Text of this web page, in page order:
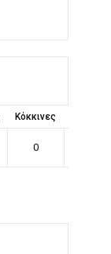
Κόκκινες
0